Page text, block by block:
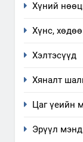
Хүний
Хүнс,
Хэлтэсүүд
Хяналт
Цаг үеийн
Эрүүл мэнд